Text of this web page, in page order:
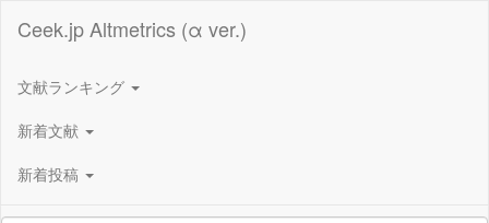
Ceek.jp Altmetrics (α ver.)
文献ランキング
新着文献
新着投稿